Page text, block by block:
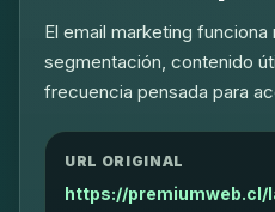
El email marketing
segmentación, contenido
frecuencia pensada para
URL ORIGINAL
https://